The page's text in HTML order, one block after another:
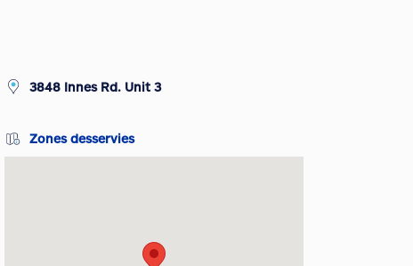
3848 Innes Rd. Unit 3
Zones desservies